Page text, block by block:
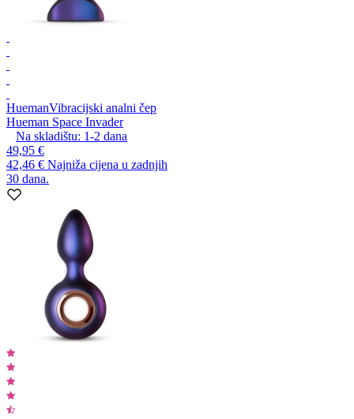
HuemanVibracijski analni čep
Hueman Space Invader
Na skladištu: 1-2 dana
49,95 €
42,46 € Najniža cijena u zadnjih
30 dana.